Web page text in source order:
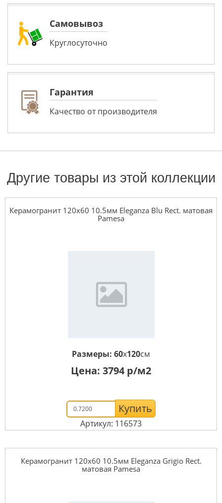
Самовывоз
Круглосуточно
Гарантия
Качество от производителя
Другие товары из этой коллекции
Керамогранит 120x60 10.5мм Eleganza Blu Rect. матовая
Pamesa
Размеры: 60x120см
Цена: 3794 р/м2
Купить
Артикул: 116573
Керамогранит 120x60 10.5мм Eleganza Grigio Rect.
матовая Pamesa